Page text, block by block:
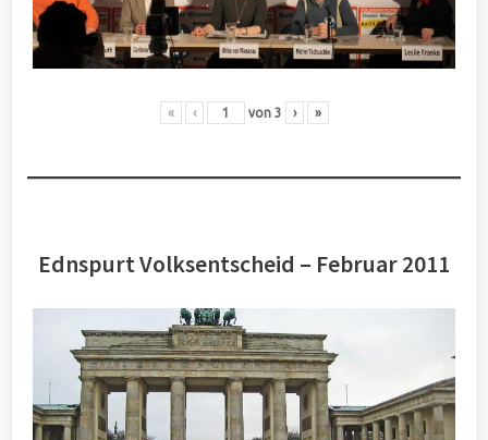
« ‹ von 3 › »
Ednspurt Volksentscheid – Februar 2011